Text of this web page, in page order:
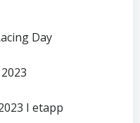
Day
I etapp